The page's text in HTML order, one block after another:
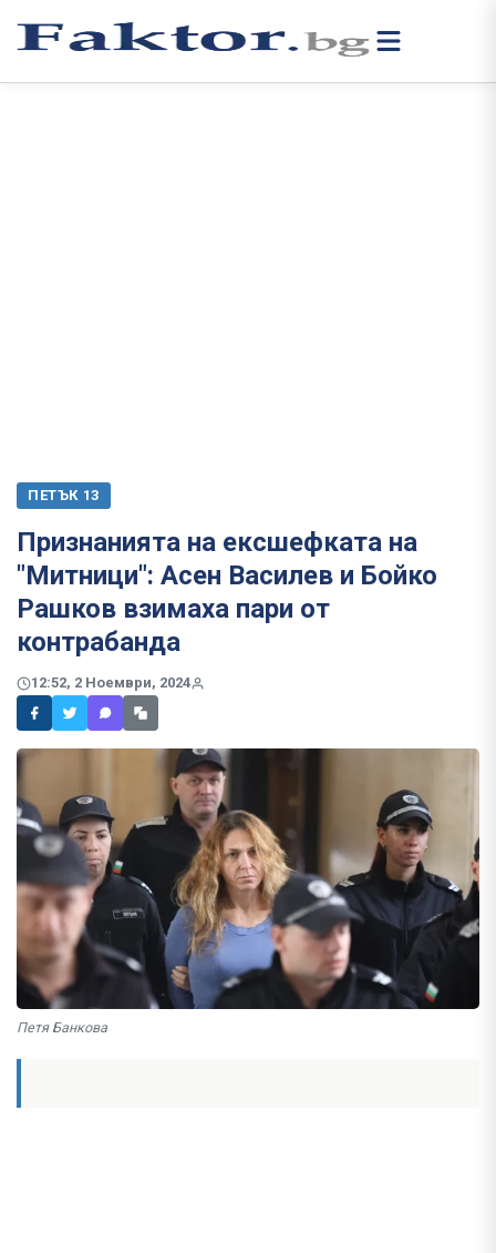
ПЕТЪК 13
Признанията на ексшефката на
"Митници": Асен Василев и Бойко
Рашков взимаха пари от
контрабанда
12:52, 2 Ноември, 2024
Петя Банкова